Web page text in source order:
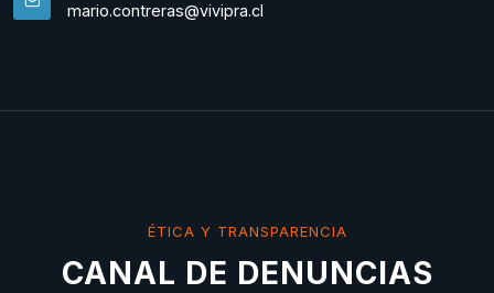
mario.contreras@vivipra.cl
ÉTICA Y TRANSPARENCIA
CANAL DE DENUNCIAS